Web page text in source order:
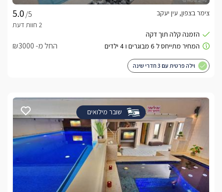
/5
צימר בצפון, עין יעקב
החל מ- ₪3000
וילה פרטית עם 3 חדרי שינה
שובר מילואים